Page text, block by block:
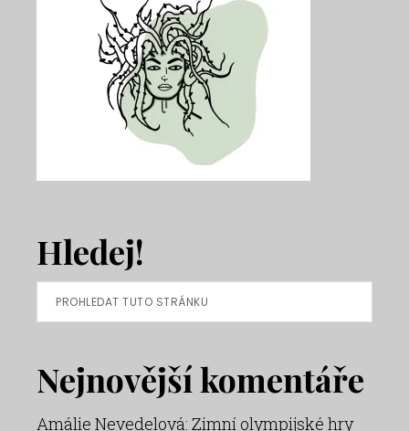
Hledej!
Prohledat
tuto
Nejnovější komentáře
Amálie Nevedelová: Zimní olympijské hry